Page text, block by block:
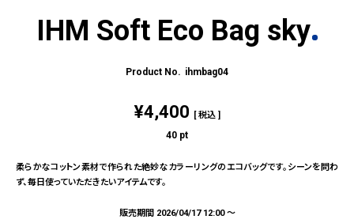
IHM Soft Eco Bag sky
ihmbag04
¥4,400 税込
40 pt
柔らかなコットン素材で作られた絶妙なカラーリングのエコバッグです。シーンを問わ
ず、毎日使っていただきたいアイテムです。
販売期間 2026/04/17 12:00〜